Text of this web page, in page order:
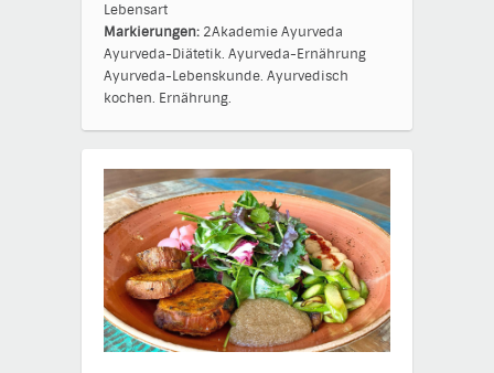
Lebensart
Markierungen: 2AkademieAyurveda
Ayurveda-Diätetik. Ayurveda-Ernährung
Ayurveda-Lebenskunde. Ayurvedisch
kochen. Ernährung.